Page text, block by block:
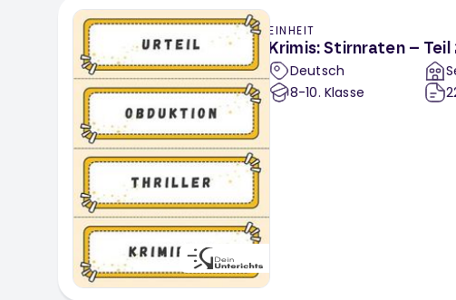
EINHEIT
Krimis: Stirnraten – Teil
Deutsch
8-10. Klasse